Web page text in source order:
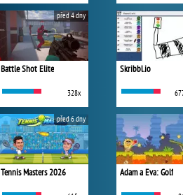
Battle Shot Elite
328x
před 4 dny
Tennis Masters 2026
před 6 dny
Skribbl.io
Adam a Eva: Golf